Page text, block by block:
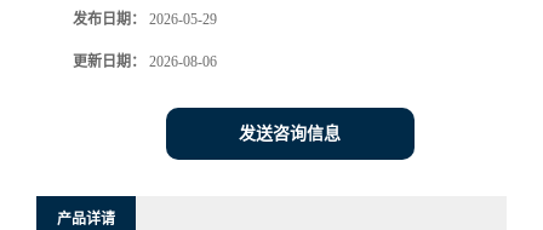
发布日期： 2026-05-29
更新日期： 2026-08-06
发送咨询信息
产品详请